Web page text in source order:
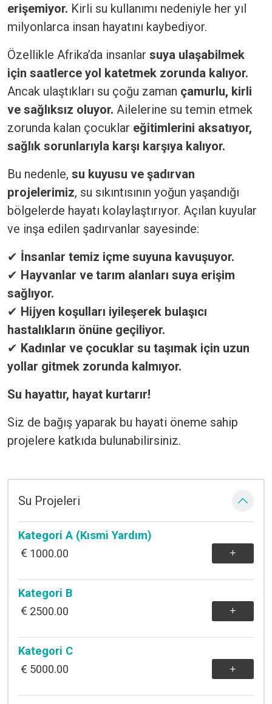
erişemiyor. Kirli su kullanımı nedeniyle her yıl
milyonlarca insan hayatını kaybediyor.
Özellikle Afrika’da insanlar suya ulaşabilmek
için saatlerce yol katetmek zorunda kalıyor.
Ancak ulaştıkları su çoğu zaman çamurlu, kirli
ve sağlıksız oluyor. Ailelerine su temin etmek
zorunda kalan çocuklar eğitimlerini aksatıyor,
sağlık sorunlarıyla karşı karşıya kalıyor.
Bu nedenle, su kuyusu ve şadırvan
projelerimiz, su sıkıntısının yoğun yaşandığı
bölgelerde hayatı kolaylaştırıyor. Açılan kuyular
ve inşa edilen şadırvanlar sayesinde:
✔ İnsanlar temiz içme suyuna kavuşuyor.
✔ Hayvanlar ve tarım alanları suya erişim
sağlıyor.
✔ Hijyen koşulları iyileşerek bulaşıcı
hastalıkların önüne geçiliyor.
✔ Kadınlar ve çocuklar su taşımak için uzun
yollar gitmek zorunda kalmıyor.
Su hayattır, hayat kurtarır!
Siz de bağış yaparak bu hayati öneme sahip
projelere katkıda bulunabilirsiniz.
Su Projeleri
Kategori A (Kısmi Yardım)
1000.00
Kategori B
2500.00
Kategori C
5000.00